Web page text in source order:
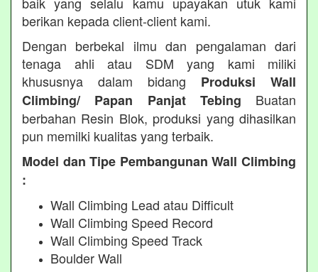
berikan kepada client-client kami.
Dengan berbekal ilmu dan pengalaman dari
tenaga ahli atau SDM yang kami miliki
khususnya dalam bidang Produksi Wall
Climbing/ Papan Panjat Tebing Buatan
berbahan Resin Blok, produksi yang dihasilkan
pun memilki kualitas yang terbaik.
Model dan Tipe Pembangunan Wall Climbing
:
Wall Climbing Lead atau Difficult
Wall Climbing Speed Record
Wall Climbing Speed Track
Boulder Wall